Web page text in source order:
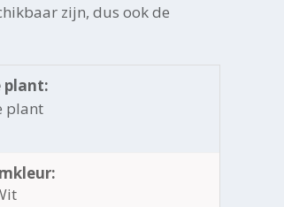
zijn, dus ook de
plant:
plant